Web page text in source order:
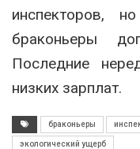
инспекторов,
браконьеры
Последние
низких зарплат.
браконьеры
экологический ущерб